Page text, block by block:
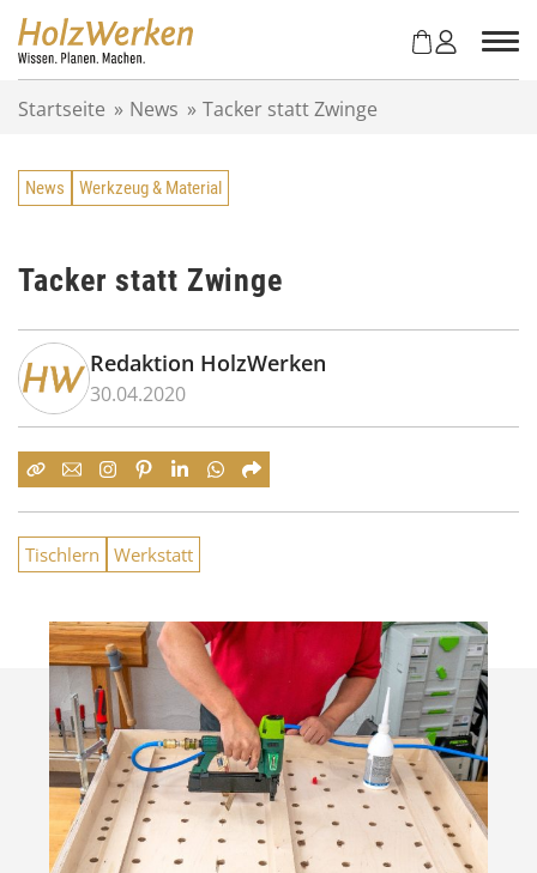
Startseite » News » Tacker statt Zwinge
News Werkzeug & Material
Tacker statt Zwinge
Redaktion HolzWerken
30.04.2020
Tischlern Werkstatt